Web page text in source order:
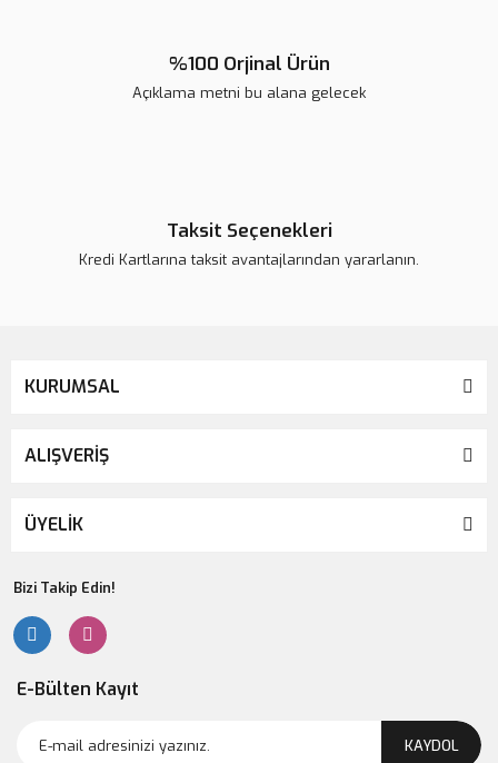
%100 Orjinal Ürün
Açıklama metni bu alana gelecek
Taksit Seçenekleri
Kredi Kartlarına taksit avantajlarından yararlanın.
KURUMSAL
ALIŞVERİŞ
ÜYELİK
Bizi Takip Edin!
E-Bülten Kayıt
KAYDOL